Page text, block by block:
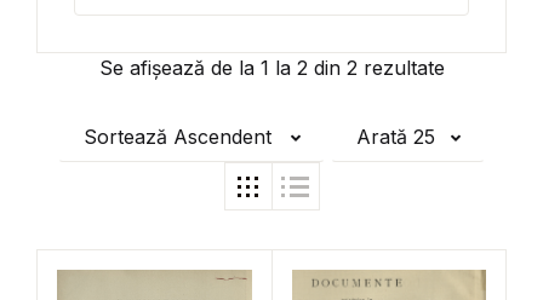
Se afișează de la 1 la 2din 2rezultate
Sortează Ascendent Arată 25